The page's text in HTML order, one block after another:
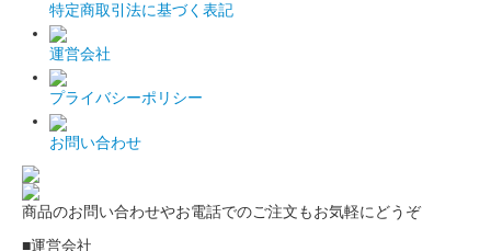
特定商取引法に基づく表記
運営会社
プライバシーポリシー
お問い合わせ
商品のお問い合わせやお電話でのご注文もお気軽にどうぞ
■運営会社